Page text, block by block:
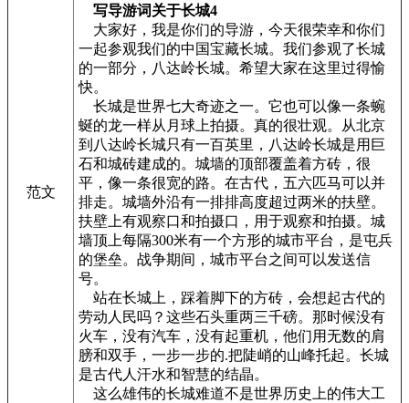
范文
写导游词关于长城4
大家好，我是你们的导游，今天很荣幸和你们
一起参观我们的中国宝藏长城。我们参观了长城
的一部分，八达岭长城。希望大家在这里过得愉
快。
长城是世界七大奇迹之一。它也可以像一条蜿
蜒的龙一样从月球上拍摄。真的很壮观。从北京
到八达岭长城只有一百英里，八达岭长城是用巨
石和城砖建成的。城墙的顶部覆盖着方砖，很
平，像一条很宽的路。在古代，五六匹马可以并
排走。城墙外沿有一排排高度超过两米的扶壁。
扶壁上有观察口和拍摄口，用于观察和拍摄。城
墙顶上每隔300米有一个方形的城市平台，是屯兵
的堡垒。战争期间，城市平台之间可以发送信
号。
站在长城上，踩着脚下的方砖，会想起古代的
劳动人民吗？这些石头重两三千磅。那时候没有
火车，没有汽车，没有起重机，他们用无数的肩
膀和双手，一步一步的.把陡峭的山峰托起。长城
是古代人汗水和智慧的结晶。
这么雄伟的长城难道不是世界历史上的伟大工